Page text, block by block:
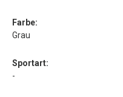
Farbe:
Grau
Sportart:
-